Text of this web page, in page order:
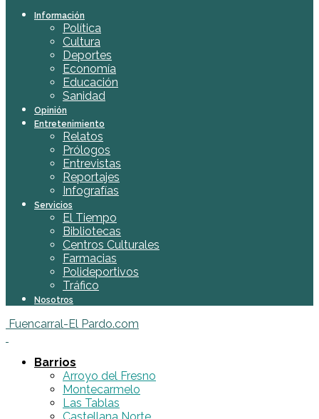
Información
Política
Cultura
Deportes
Economía
Educación
Sanidad
Opinión
Entretenimiento
Relatos
Prólogos
Entrevistas
Reportajes
Infografías
Servicios
El Tiempo
Bibliotecas
Centros Culturales
Farmacias
Polideportivos
Tráfico
Nosotros
Fuencarral-El Pardo.com
Barrios
Arroyo del Fresno
Montecarmelo
Las Tablas